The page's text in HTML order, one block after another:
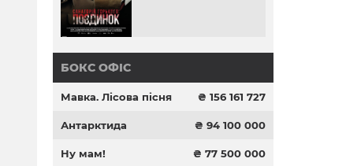
БОКС ОФІС
Мавка. Лісова пісня ₴ 156 161 727
Антарктида ₴ 94 100 000
Ну мам! ₴ 77 500 000